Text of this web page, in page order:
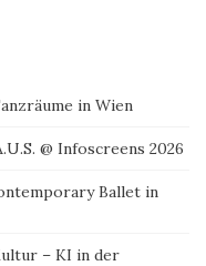
in Wien
@ Infoscreens 2026
Ballet in
– KI in der